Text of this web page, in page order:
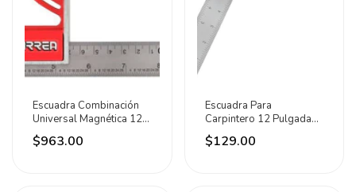
Escuadra Combinación
Universal Magnética 12
Pulgadas Urrea
$963.00
Escuadra Para
Carpintero 12 Pulgadas
Aksi
$129.00